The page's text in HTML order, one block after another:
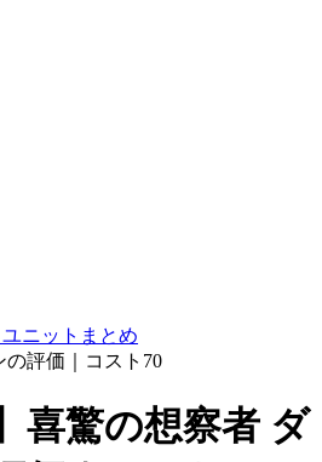
ニットまとめ
評価｜コスト70
喜驚の想察者 ダ